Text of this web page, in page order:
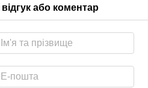
або коментар